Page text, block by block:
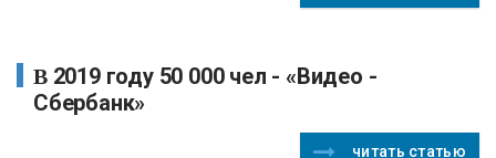
В 2019 году 50 000 чел - «Видео -
Сбербанк»
читать статью